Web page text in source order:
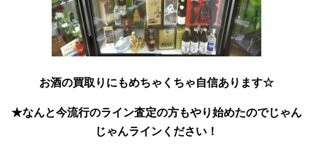
お酒の買取りにもめちゃくちゃ自信あります☆
★なんと今流行のライン査定の方もやり始めたのでじゃん
じゃんラインください！